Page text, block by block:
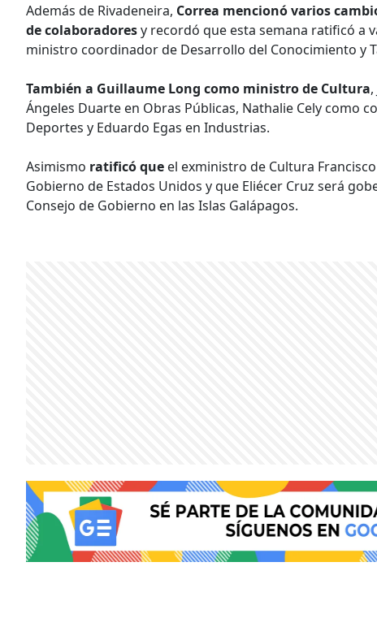
Además de Rivadeneira, Correa mencionó varios
de colaboradoresy recordó que esta semana ratificó a
ministro coordinador de Desarrollo del Conocimiento y
También a Guillaume Long como ministro de Cultura
Ángeles Duarte en Obras Públicas, Nathalie Cely como
Deportes y Eduardo Egas en Industrias.
Asimismo ratificó que el exministro de Cultura
Gobierno de Estados Unidos y que Eliécer Cruz será
Consejo de Gobierno en las Islas Galápagos.